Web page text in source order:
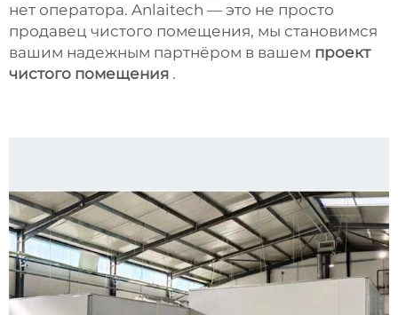
нет оператора. Anlaitech — это не просто
продавец чистого помещения, мы становимся
вашим надежным партнёром в вашем проект
чистого помещения .